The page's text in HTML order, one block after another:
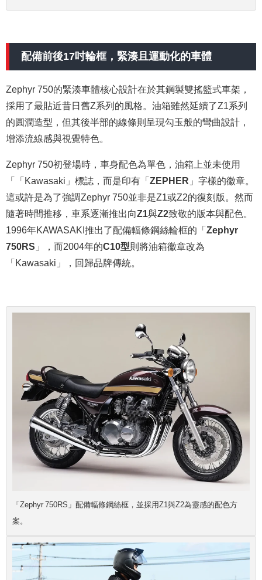
配備前後17吋輪框，緊湊且運動化的車體
Zephyr 750的緊湊車體核心設計在於其鋼製雙搖籃式車架，
採用了最貼近昔日舊Z系列的風格。油箱雖然延續了Z1系列
的圓潤造型，但其後半部的線條則呈現勾玉般的彎曲設計，
增添流線感與視覺特色。
Zephyr 750初登場時，車身配色為單色，油箱上並未使用
「「Kawasaki」標誌，而是印有「ZEPHER 」字樣的徽章。
這或許是為了強調Zephyr 750並非是Z1或Z2的復刻版。然而
隨著時間推移，車系逐漸推出向Z1與Z2致敬的版本與配色。
1996年KAWASAKI推出了配備輻條鋼絲輪框的「Zephyr
750RS 」，而2004年的C10型則將油箱徽章改為
「Kawasaki」，回歸品牌傳統。
「Zephyr 750RS」配備輻條鋼絲框，並採用Z1與Z2為靈感的配色方
案。